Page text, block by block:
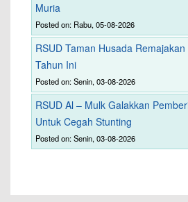
Muria
Posted on: Rabu, 05-08-2026
RSUD Taman Husada
Tahun Ini
Posted on: Senin, 03-08-2026
RSUD Al – Mulk Galakkan
Untuk Cegah Stunting
Posted on: Senin, 03-08-2026